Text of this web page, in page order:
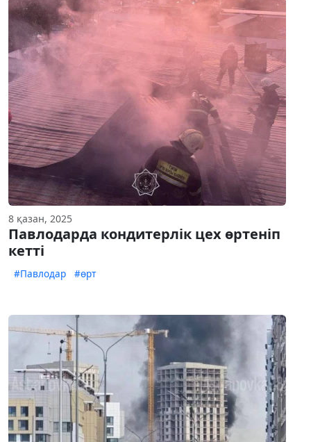
8 қазан, 2025
Павлодарда кондитерлік цех өртеніп
кетті
#Павлодар #өрт